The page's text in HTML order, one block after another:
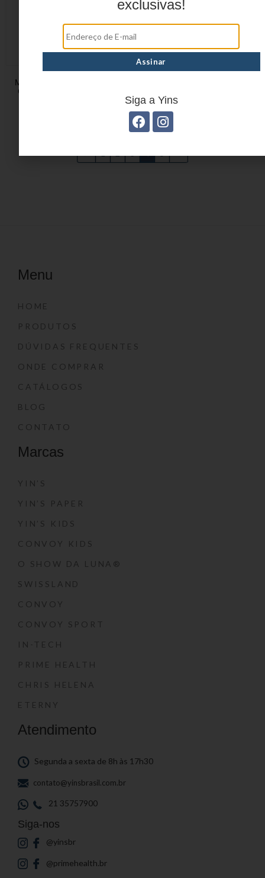
MOCHILA JUVENIL EM
CRINKLE YS41054AC
Menu
HOME
PRODUTOS
DÚVIDAS FREQUENTES
ONDE COMPRAR
CATÁLOGOS
BLOG
CONTATO
Marcas
YIN’S
YIN’S PAPER
YIN’S KIDS
CONVOY KIDS
O SHOW DA LUNA®
SWISSLAND
CONVOY
CONVOY SPORT
IN-TECH
PRIME HEALTH
CHRIS HELENA
ETERNY
Atendimento
Segunda a sexta de 8h às 17h30
contato@yinsbrasil.com.br
21 35757900
Siga-nos
@yinsbr
@primehealth.br
exclusivas!
Siga a Yins